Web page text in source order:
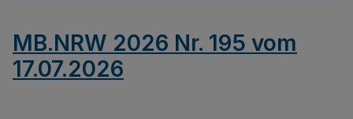
MB.NRW 2026 Nr. 195 vom
17.07.2026